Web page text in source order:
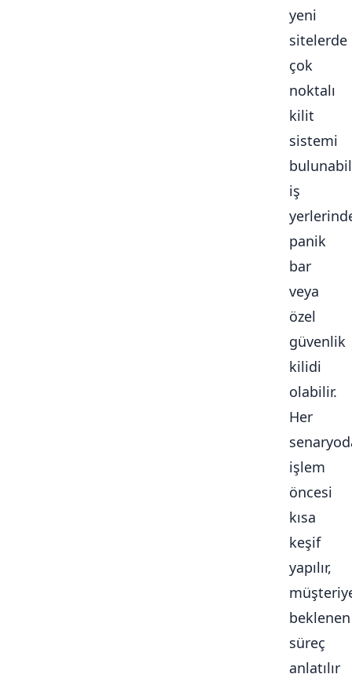
yeni
sitelerde
çok
noktalı
kilit
sistemi
iş
panik
bar
veya
özel
güvenlik
kilidi
olabilir.
Her
işlem
öncesi
kısa
keşif
yapılır,
beklenen
süreç
anlatılır